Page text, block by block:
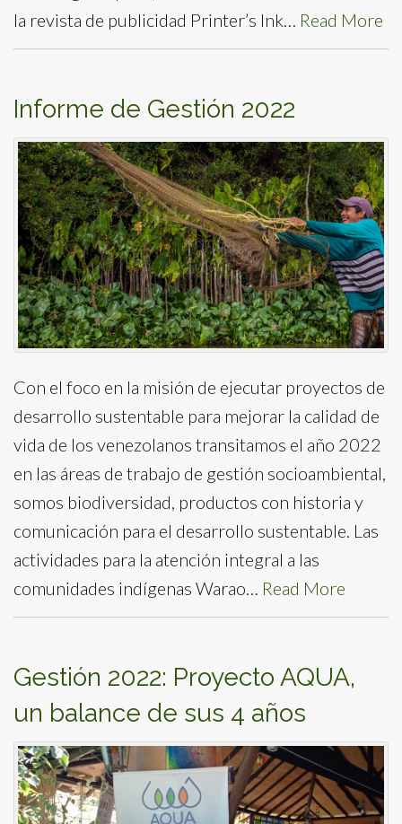
la revista de publicidad Printer’s Ink… Read More
Informe de Gestión 2022
Con el foco en la misión de ejecutar proyectos de
desarrollo sustentable para mejorar la calidad de
vida de los venezolanos transitamos el año 2022
en las áreas de trabajo de gestión socioambiental,
somos biodiversidad, productos con historia y
comunicación para el desarrollo sustentable. Las
actividades para la atención integral a las
comunidades indígenas Warao… Read More
Gestión 2022: Proyecto AQUA,
un balance de sus 4 años